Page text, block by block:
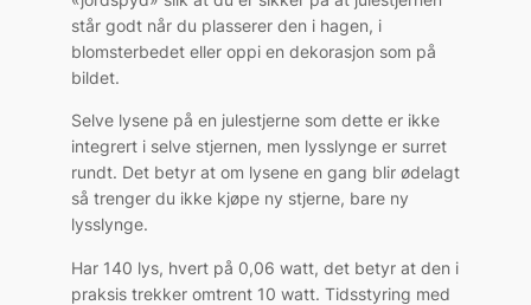
står godt når du plasserer den i hagen, i
blomsterbedet eller oppi en dekorasjon som på
bildet.
Selve lysene på en julestjerne som dette er ikke
integrert i selve stjernen, men lysslynge er surret
rundt. Det betyr at om lysene en gang blir ødelagt
så trenger du ikke kjøpe ny stjerne, bare ny
lysslynge.
Har 140 lys, hvert på 0,06 watt, det betyr at den i
praksis trekker omtrent 10 watt. Tidsstyring med